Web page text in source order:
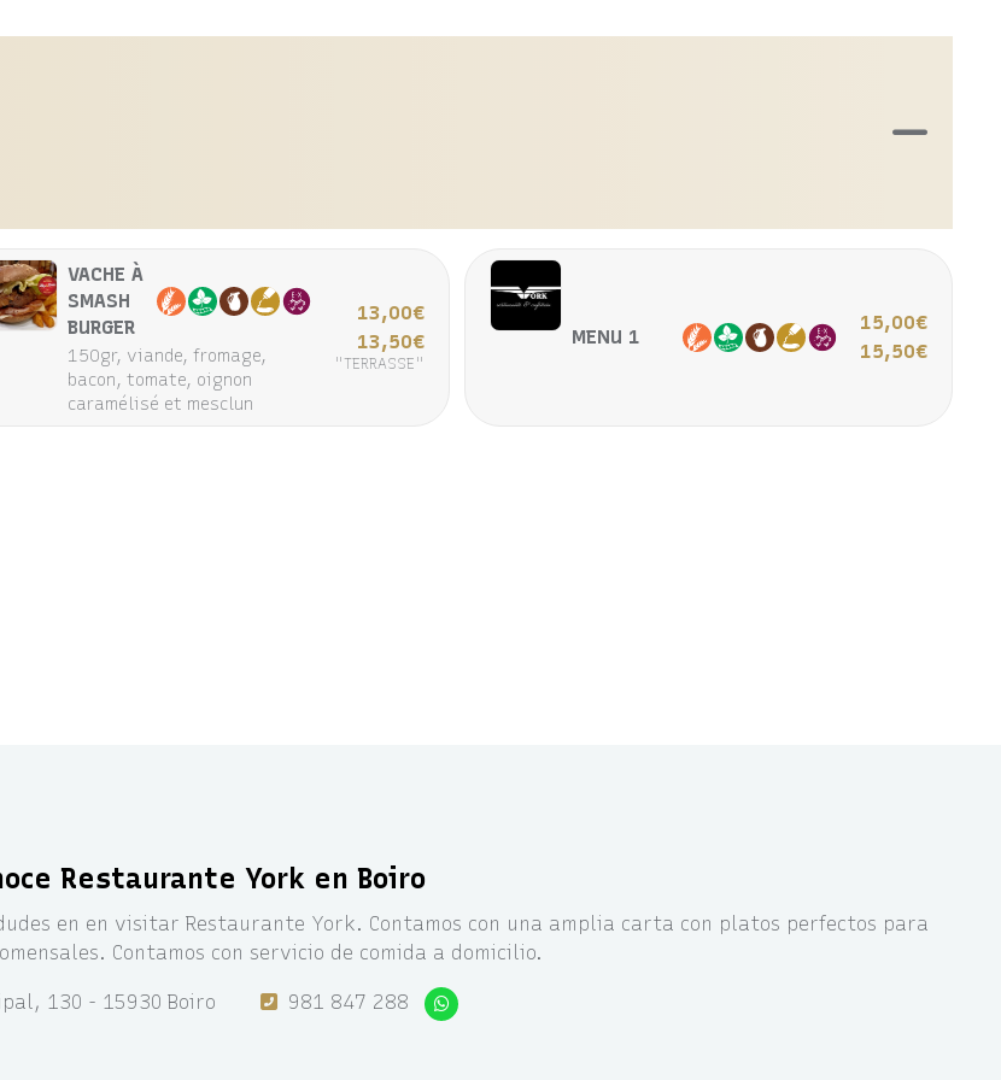
VACHE À
SMASH
BURGER
150gr, viande, fromage,
bacon, tomate, oignon
caramélisé et mesclun
13,00€
13,50€
"TERRASSE"
MENU 1
15,00€
15,50€
Restaurante York en Boiro
en en visitar Restaurante York. Contamos con una amplia carta con platos perfectos para
Contamos con servicio de comida a domicilio.
130 - 15930 Boiro 981 847 288